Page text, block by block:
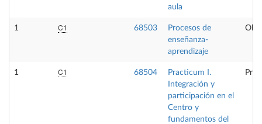
aula
1 C1 68503
Procesos de
enseñanza-
aprendizaje
1 C1 68504
Practicum I.
Integración y
participación en el
Centro y
fundamentos del